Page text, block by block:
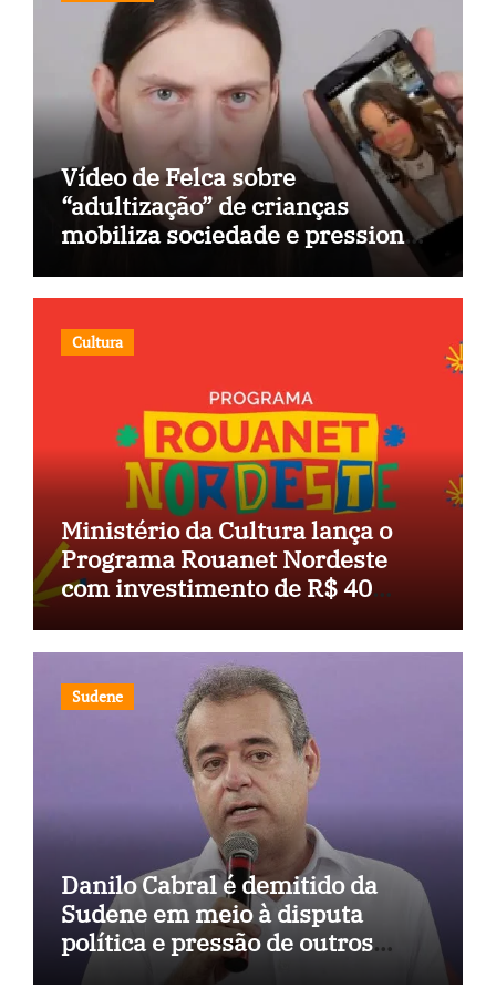
Vídeo de Felca sobre
“adultização” de crianças
mobiliza sociedade e pressiona
Cultura
Ministério da Cultura lança o
Programa Rouanet Nordeste
com investimento de R$ 40
Sudene
Danilo Cabral é demitido da
Sudene em meio à disputa
política e pressão de outros
estados